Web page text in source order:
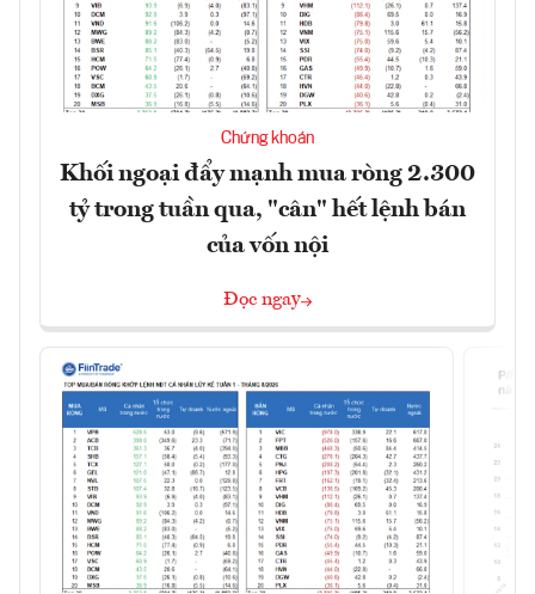
Chứng khoán
Khối ngoại đẩy mạnh mua ròng 2.300
tỷ trong tuần qua, "cân" hết lệnh bán
của vốn nội
Đọc ngay